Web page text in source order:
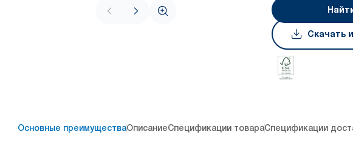
Скачать
Основные преимуществаОписаниеСпецификации товараСпецификации